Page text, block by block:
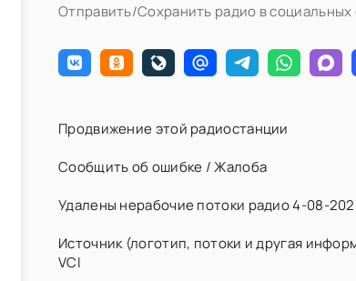
Отправить/Сохранить радио в социальных
Продвижение этой радиостанции
Сообщить об ошибке / Жалоба
Удалены нерабочие потоки радио 4-08-
Источник (логотип, потоки и другая
VCI